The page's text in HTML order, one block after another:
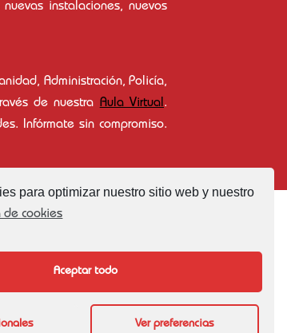
para optimizar nuestro sitio web y nuestro
de cookies
Aceptar todo
Ver preferencias
instalaciones, nuevos
Administración, Policía,
de nuestraAula Virtual.
Infórmate sin compromiso.